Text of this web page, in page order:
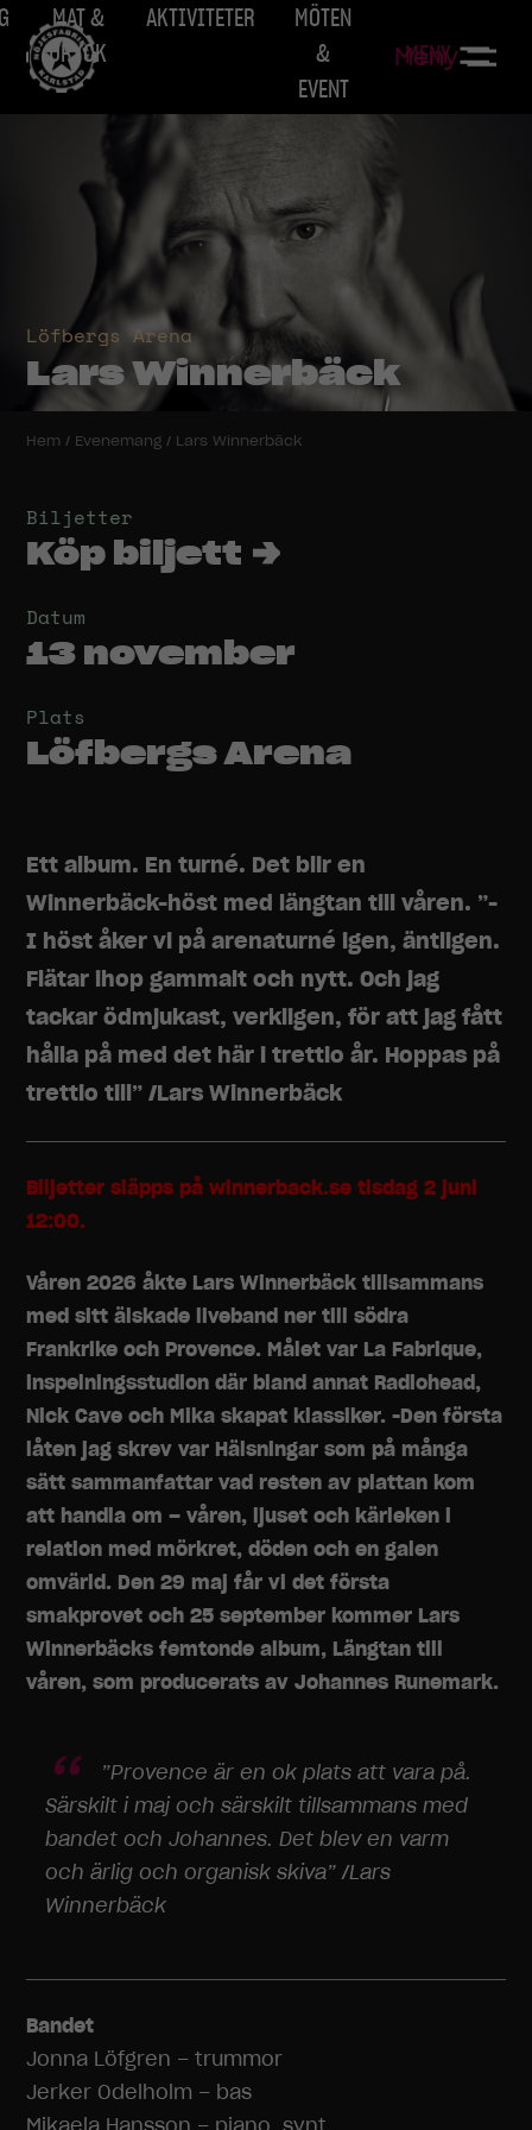
MAT &
DRYCK
AKTIVITETER
MÖTEN
&
EVENT
MENY
Meny
Löfbergs Arena
Lars Winnerbäck
Hem / Evenemang / Lars Winnerbäck
Biljetter
Köp biljett →
Datum
13 november
Plats
Löfbergs Arena
Ett album. En turné. Det blir en
Winnerbäck-höst med längtan till våren. ”-
I höst åker vi på arenaturné igen, äntligen.
Flätar ihop gammalt och nytt. Och jag
tackar ödmjukast, verkligen, för att jag fått
hålla på med det här i trettio år. Hoppas på
trettio till” /Lars Winnerbäck
Biljetter släpps på winnerback.se tisdag 2 juni
12:00.
Våren 2026 åkte Lars Winnerbäck tillsammans
med sitt älskade liveband ner till södra
Frankrike och Provence. Målet var La Fabrique,
inspelningsstudion där bland annat Radiohead,
Nick Cave och Mika skapat klassiker. -Den första
låten jag skrev var Hälsningar som på många
sätt sammanfattar vad resten av plattan kom
att handla om – våren, ljuset och kärleken i
relation med mörkret, döden och en galen
omvärld. Den 29 maj får vi det första
smakprovet och 25 september kommer Lars
Winnerbäcks femtonde album, Längtan till
våren, som producerats av Johannes Runemark.
”Provence är en ok plats att vara på.
Särskilt i maj och särskilt tillsammans med
bandet och Johannes. Det blev en varm
och ärlig och organisk skiva” /Lars
Winnerbäck
Bandet
Jonna Löfgren – trummor
Jerker Odelholm – bas
Mikaela Hansson – piano, synt